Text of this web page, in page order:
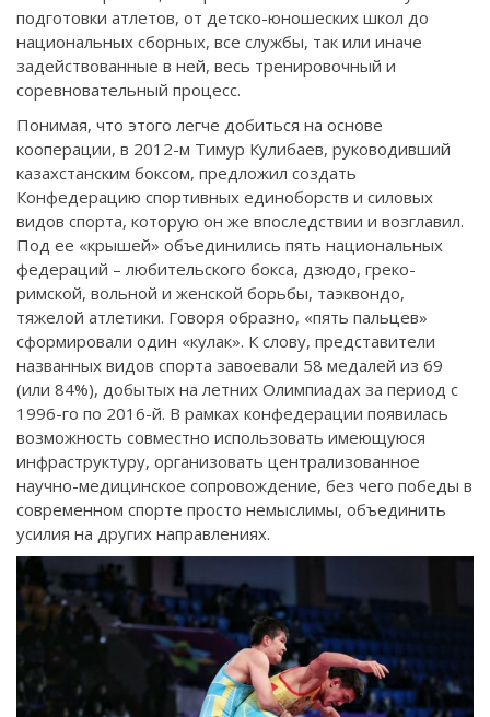
подготовки атлетов, от детско-юношеских школ до
национальных сборных, все службы, так или иначе
задействованные в ней, весь тренировочный и
соревновательный процесс.
Понимая, что этого легче добиться на основе
кооперации, в 2012-м Тимур Кулибаев, руководивший
казахстанским боксом, предложил создать
Конфедерацию спортивных единоборств и силовых
видов спорта, которую он же впоследствии и возглавил.
Под ее «крышей» объединились пять национальных
федераций – любительского бокса, дзюдо, греко-
римской, вольной и женской борьбы, таэквондо,
тяжелой атлетики. Говоря образно, «пять пальцев»
сформировали один «кулак». К слову, представители
названных видов спорта завоевали 58 медалей из 69
(или 84%), добытых на летних Олимпиадах за период с
1996-го по 2016-й. В рамках конфедерации появилась
возможность совместно использовать имеющуюся
инфраструктуру, организовать централизованное
научно-медицинское сопровождение, без чего победы в
современном спорте просто немыслимы, объединить
усилия на других направлениях.